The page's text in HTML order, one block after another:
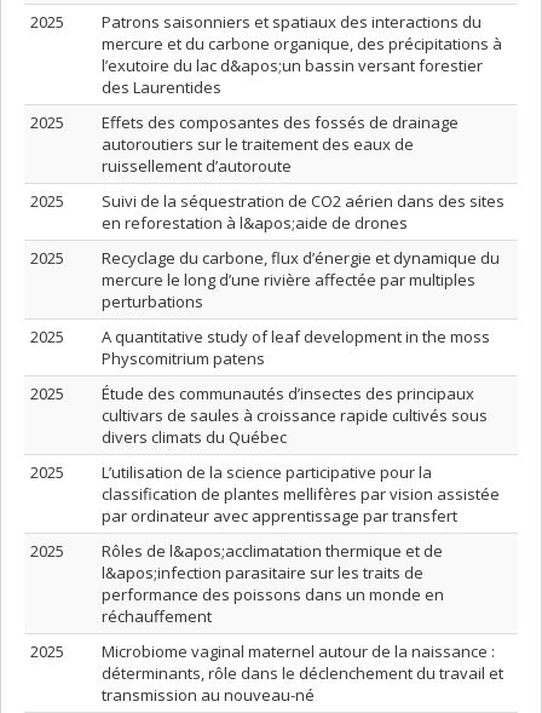
2025
Patrons saisonniers et spatiaux des interactions du
mercure et du carbone organique, des précipitations à
l’exutoire du lac d&apos;un bassin versant forestier
des Laurentides
2025
Effets des composantes des fossés de drainage
autoroutiers sur le traitement des eaux de
ruissellement d’autoroute
2025
Suivi de la séquestration de CO2 aérien dans des sites
en reforestation à l&apos;aide de drones
2025
Recyclage du carbone, flux d’énergie et dynamique du
mercure le long d’une rivière affectée par multiples
perturbations
2025
A quantitative study of leaf development in the moss
Physcomitrium patens
2025
Étude des communautés d’insectes des principaux
cultivars de saules à croissance rapide cultivés sous
divers climats du Québec
2025
L’utilisation de la science participative pour la
classification de plantes mellifères par vision assistée
par ordinateur avec apprentissage par transfert
2025
Rôles de l&apos;acclimatation thermique et de
l&apos;infection parasitaire sur les traits de
performance des poissons dans un monde en
réchauffement
2025
Microbiome vaginal maternel autour de la naissance :
déterminants, rôle dans le déclenchement du travail et
transmission au nouveau-né